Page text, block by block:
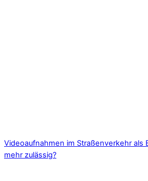
Videoaufnahmen im Straßenverkehr als
mehr zulässig?